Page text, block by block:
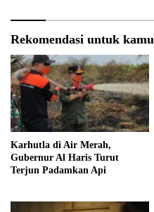
Rekomendasi untuk kamu
Karhutla di Air Merah,
Gubernur Al Haris Turut
Terjun Padamkan Api